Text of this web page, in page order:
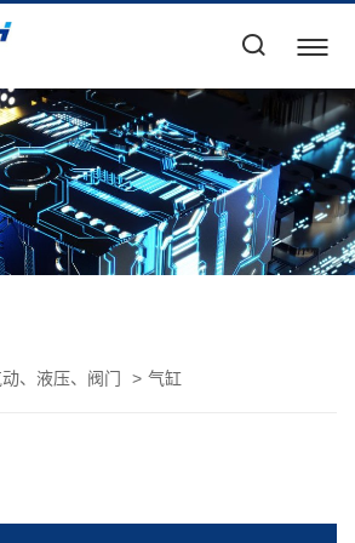
、液压、阀门 气缸